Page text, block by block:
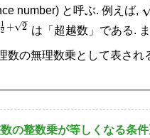
number) と呼ぶ. 例えば,
2
2
1 + 2 は「超越数」である.
数の無理数乗として表され
の整数乗が等しくなる条件